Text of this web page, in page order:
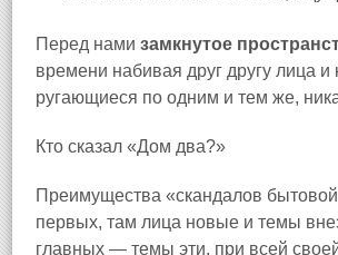
Перед нами замкнутое
времени набивая друг другу лица
ругающиеся по одним и тем же,
Кто сказал «Дом два?»
Преимущества «скандалов
первых, там лица новые и темы
главных — темы эти, при всей